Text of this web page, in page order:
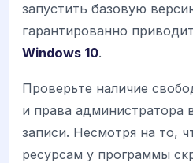
запустить базовую
гарантированно
Windows 10.
Проверьте наличие
и права администратора
записи. Несмотря на то,
ресурсам у программы